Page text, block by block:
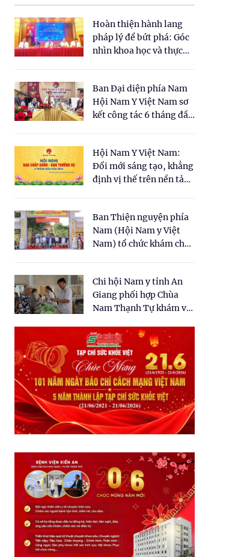
Hoàn thiện hành lang
pháp lý để bứt phá: Góc
nhìn khoa học và thực
cho Luật Y dược cổ
truyền Việt Nam"
Ban Đại diện phía Nam
Hội Nam Y Việt Nam sơ
kết công tác 6 tháng đầu
Hội Nam Y Việt Nam:
Đổi mới sáng tạo, khẳng
định vị thế trên nền tảng
Ban Thiện nguyện phía
Nam (Hội Nam y Việt
Nam) tổ chức khám chữa
dân tại xã Tân Tập
Chi hội Nam y tỉnh An
Giang phối hợp Chùa
Nam Thạnh Tự khám và
nhân dân